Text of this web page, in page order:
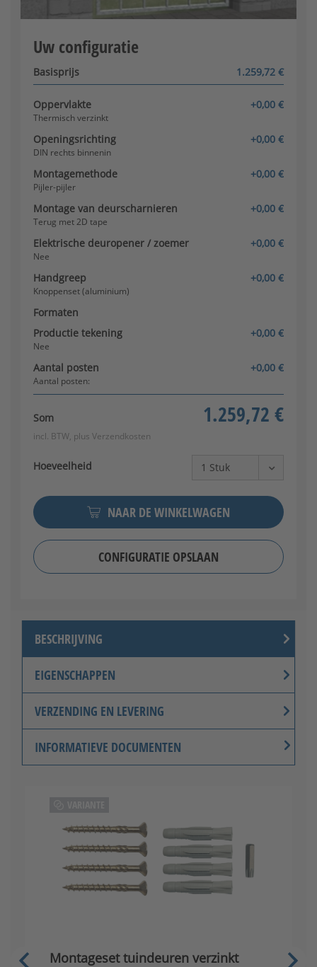
Klink/knop (aluminium)
Knoppenset (aluminium) -
Knopset (roestvrij staal)
Klinkenset (roestvrij staal)
Klink/knop (roestvrij staal)
inwendig draaibaar
Uw configuratie
Basisprijs 1.259,72 €
Oppervlakte +0,00 €
Thermisch verzinkt
Openingsrichting +0,00 €
DIN rechts binnenin
Montagemethode +0,00 €
Pijler-pijler
Montage van deurscharnieren +0,00 €
Terug met 2D tape
Elektrische deuropener / zoemer +0,00 €
Nee
Handgreep +0,00 €
Knoppenset (aluminium)
Formaten
Productie tekening
+0,00 €
Nee
Aantal posten +0,00 €
Aantal posten:
Som 1.259,72 €
incl. BTW, plus Verzendkosten
Hoeveelheid
NAAR DE WINKELWAGEN
CONFIGURATIE OPSLAAN
Configurator wordt geladen
BESCHRIJVING
EIGENSCHAPPEN
VERZENDING EN LEVERING
INFORMATIEVE DOCUMENTEN
Montageset tuindeuren verzinkt